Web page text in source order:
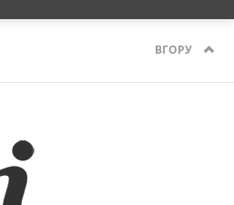
ВГОРУ